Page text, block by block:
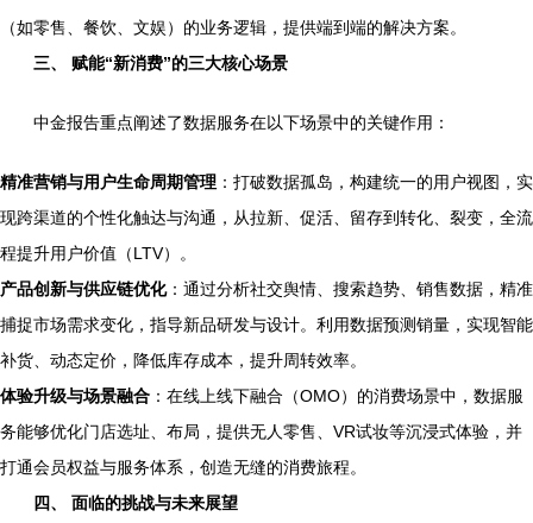
（如零售、餐饮、文娱）的业务逻辑，提供端到端的解决方案。
三、 赋能“新消费”的三大核心场景
中金报告重点阐述了数据服务在以下场景中的关键作用：
精准营销与用户生命周期管理 ：打破数据孤岛，构建统一的用户视图，实
现跨渠道的个性化触达与沟通，从拉新、促活、留存到转化、裂变，全流
程提升用户价值（LTV）。
产品创新与供应链优化：通过分析社交舆情、搜索趋势、销售数据，精准
捕捉市场需求变化，指导新品研发与设计。利用数据预测销量，实现智能
补货、动态定价，降低库存成本，提升周转效率。
体验升级与场景融合 ：在线上线下融合（OMO）的消费场景中，数据服
务能够优化门店选址、布局，提供无人零售、VR试妆等沉浸式体验，并
打通会员权益与服务体系，创造无缝的消费旅程。
四、 面临的挑战与未来展望